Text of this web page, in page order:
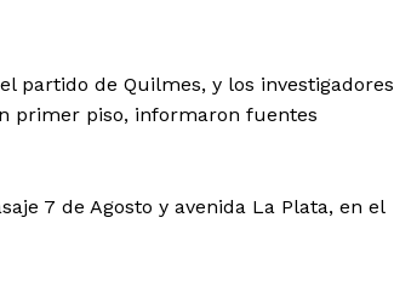
partido de Quilmes, y los investigadores
primer piso, informaron fuentes
7 de Agosto y avenida La Plata, en el